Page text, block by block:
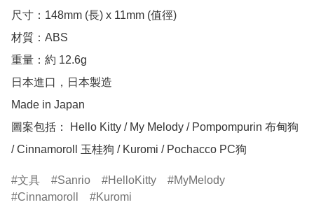
尺寸：148mm (長) x 11mm (值徑)
材質：ABS
重量：約 12.6g
日本進口，日本製造
Made in Japan
圖案包括： Hello Kitty / My Melody / Pompompurin 布甸狗
/ Cinnamoroll 玉桂狗 / Kuromi / Pochacco PC狗
文具 Sanrio HelloKitty
MyMelody
Cinnamoroll
Kuromi